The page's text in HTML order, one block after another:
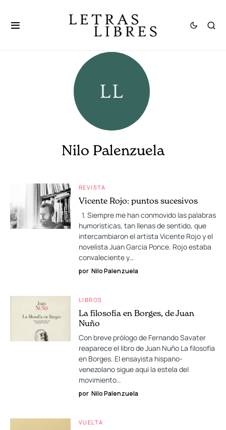
Nilo Palenzuela
REVISTA
Vicente Rojo: puntos sucesivos
1. Siempre me han conmovido las palabras
humorísticas, tan llenas de sentido, que
intercambiaron el artista Vicente Rojo y el
novelista Juan García Ponce. Rojo estaba
convaleciente y…
por Nilo Palenzuela
LIBROS
La filosofía en Borges, de Juan
Nuño
Con breve prólogo de Fernando Savater
reaparece el libro de Juan Nuño La filosofía
en Borges. El ensayista hispano-
venezolano sigue aquí la estela del
movimiento…
por Nilo Palenzuela
VUELTA